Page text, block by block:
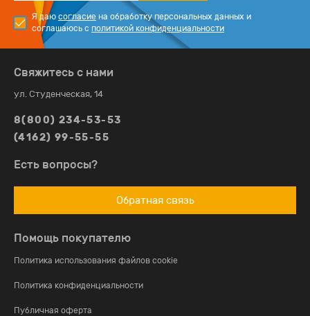
Я даю согласие на обработку персональных данных и
соглашаюсь с политикой конфиденциальности
Помощь покупателю
Политика использования файлов cookie
Политика конфиденциальности
Публичная оферта
Свяжитесь с нами
ул. Студенческая, 14
8(800) 234-53-53
(4162) 99-55-55
Есть вопросы?
Обратная связь